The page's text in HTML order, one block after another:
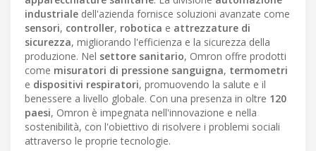
industriale dell'azienda fornisce soluzioni avanzate come
sensori, controller, robotica e attrezzature di
sicurezza, migliorando l'efficienza e la sicurezza della
produzione. Nel settore sanitario, Omron offre prodotti
come misuratori di pressione sanguigna, termometri
e dispositivi respiratori, promuovendo la salute e il
benessere a livello globale. Con una presenza in oltre 120
paesi, Omron è impegnata nell'innovazione e nella
sostenibilità, con l'obiettivo di risolvere i problemi sociali
attraverso le proprie tecnologie.